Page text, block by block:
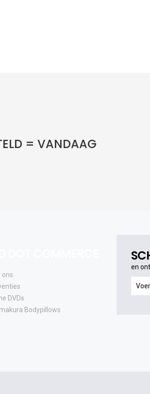
= VANDAAG
en
ons
DVDs
Bodypillows